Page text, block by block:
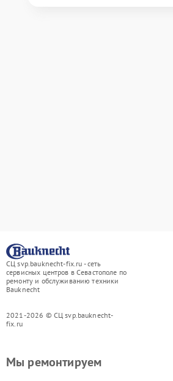
СЦ svp.bauknecht-fix.ru - сеть
сервисных центров в Севастополе по
ремонту и обслуживанию техники
Bauknecht
2021-2026 © СЦ svp.bauknecht-
fix.ru
Мы ремонтируем